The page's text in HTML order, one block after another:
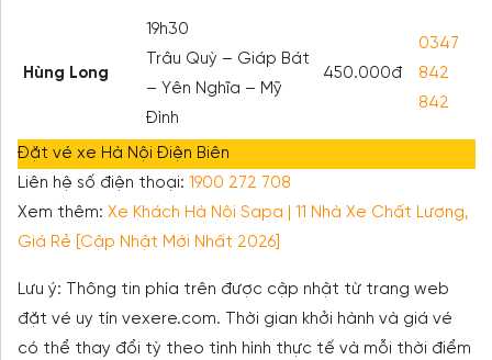
Hùng Long
19h30
Trâu Quỳ – Giáp Bát
– Yên Nghĩa – Mỹ
Đình
450.000đ
0347
842
842
Đặt vé xe Hà Nội Điện Biên
Liên hệ số điện thoại: 1900 272 708
Xem thêm: Xe Khách Hà Nội Sapa | 11 Nhà Xe Chất Lượng,
Giá Rẻ [Cập Nhật Mới Nhất 2026]
Lưu ý: Thông tin phía trên được cập nhật từ trang web
đặt vé uy tín vexere.com. Thời gian khởi hành và giá vé
có thể thay đổi tỳ theo tình hình thực tế và mỗi thời điểm